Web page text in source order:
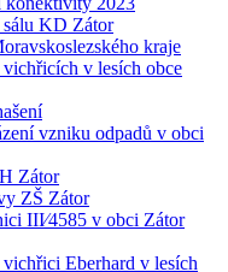
KD Zátor
kraje
v lesích obce
vzniku odpadů v obci
Zátor
ZŠ Zátor
III⁄4585 v obci Zátor
Eberhard v lesích